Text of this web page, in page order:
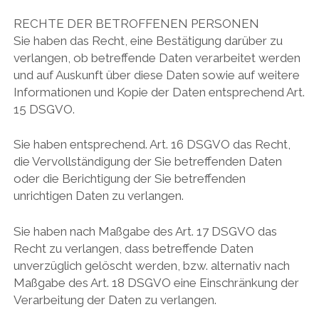
RECHTE DER BETROFFENEN PERSONEN
Sie haben das Recht, eine Bestätigung darüber zu
verlangen, ob betreffende Daten verarbeitet werden
und auf Auskunft über diese Daten sowie auf weitere
Informationen und Kopie der Daten entsprechend Art.
15 DSGVO.
Sie haben entsprechend. Art. 16 DSGVO das Recht,
die Vervollständigung der Sie betreffenden Daten
oder die Berichtigung der Sie betreffenden
unrichtigen Daten zu verlangen.
Sie haben nach Maßgabe des Art. 17 DSGVO das
Recht zu verlangen, dass betreffende Daten
unverzüglich gelöscht werden, bzw. alternativ nach
Maßgabe des Art. 18 DSGVO eine Einschränkung der
Verarbeitung der Daten zu verlangen.